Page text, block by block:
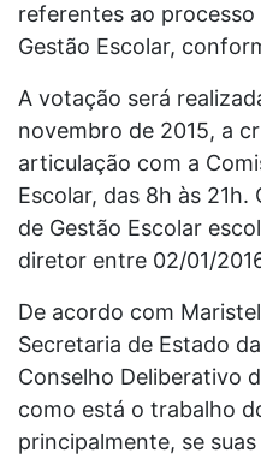
referentes ao
Gestão Escolar,
A votação será
novembro de 2015, a
articulação com a
Escolar, das 8h às
de Gestão Escolar
diretor entre 02/01/
De acordo com
Secretaria de Estado
Conselho Deliberativo
como está o trabalho
principalmente, se